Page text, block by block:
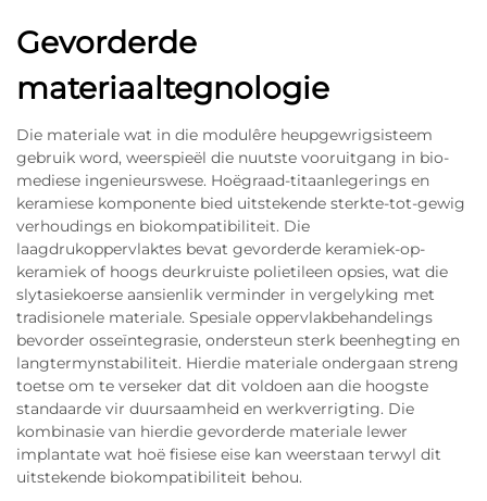
Gevorderde
materiaaltegnologie
Die materiale wat in die modulêre heupgewrigsisteem
gebruik word, weerspieël die nuutste vooruitgang in bio-
mediese ingenieurswese. Hoëgraad-titaanlegerings en
keramiese komponente bied uitstekende sterkte-tot-gewig
verhoudings en biokompatibiliteit. Die
laagdrukoppervlaktes bevat gevorderde keramiek-op-
keramiek of hoogs deurkruiste polietileen opsies, wat die
slytasiekoerse aansienlik verminder in vergelyking met
tradisionele materiale. Spesiale oppervlakbehandelings
bevorder osseïntegrasie, ondersteun sterk beenhegting en
langtermynstabiliteit. Hierdie materiale ondergaan streng
toetse om te verseker dat dit voldoen aan die hoogste
standaarde vir duursaamheid en werkverrigting. Die
kombinasie van hierdie gevorderde materiale lewer
implantate wat hoë fisiese eise kan weerstaan terwyl dit
uitstekende biokompatibiliteit behou.